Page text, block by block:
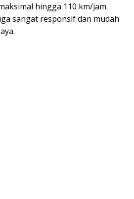
hingga 110 km/jam.
sangat responsif dan mudah